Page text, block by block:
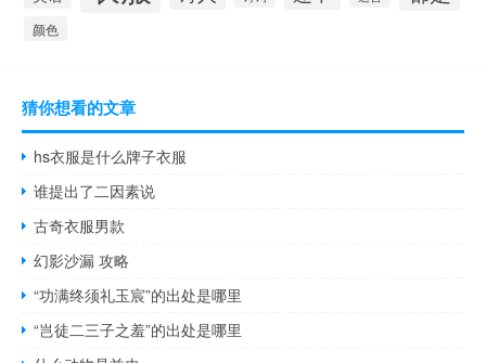
颜色
猜你想看的文章
hs衣服是什么牌子衣服
谁提出了二因素说
古奇衣服男款
幻影沙漏 攻略
“功满终须礼玉宸”的出处是哪里
“岂徒二三子之羞”的出处是哪里